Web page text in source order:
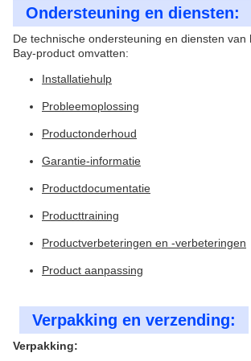
Ondersteuning en diensten:
De technische ondersteuning en diensten van
Bay-product omvatten:
Installatiehulp
Probleemoplossing
Productonderhoud
Garantie-informatie
Productdocumentatie
Producttraining
Productverbeteringen en -verbeteringen
Product aanpassing
Verpakking en verzending:
Verpakking: